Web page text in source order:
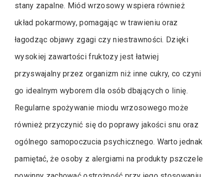
stany zapalne. Miód wrzosowy wspiera również
układ pokarmowy, pomagając w trawieniu oraz
łagodząc objawy zgagi czy niestrawności. Dzięki
wysokiej zawartości fruktozy jest łatwiej
przyswajalny przez organizm niż inne cukry, co czyni
go idealnym wyborem dla osób dbających o linię.
Regularne spożywanie miodu wrzosowego może
również przyczynić się do poprawy jakości snu oraz
ogólnego samopoczucia psychicznego. Warto jednak
pamiętać, że osoby z alergiami na produkty pszczele